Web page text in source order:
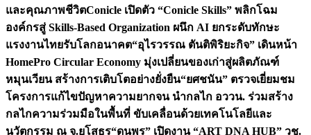
และคุณภาพชีวิตConicle เปิดตัว “Conicle Skills” พลิกโฉม
องค์กรสู่ Skills-Based Organization ผนึก AI ยกระดับทักษะ
แรงงานไทยรับโลกอนาคต“อุไรวรรณ ตันติพิริยะกิจ” เดินหน้า
HomePro Circular Economy มุ่งเปลี่ยนของเก่าสู่ผลิตภัณฑ์
หมุนเวียน สร้างการเติบโตอย่างยั่งยืน“ยศชนัน” ตรวจเยี่ยมชม
โครงการแก้ไขปัญหาความยากจน นำกลไก อววน. ร่วมสร้าง
กลไกความร่วมมือในพื้นที่ ขับเคลื่อนด้วยเทคโนโลยีและ
นวัตกรรม ณ จ.ยโสธร“ดนุพร” เปิดงาน “ART DNA HUB” วช.